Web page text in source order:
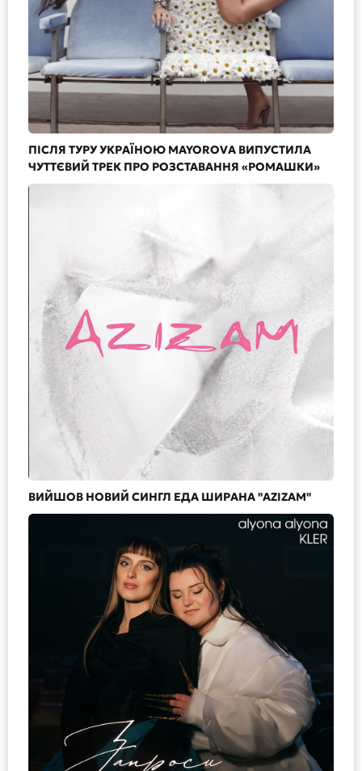
ПІСЛЯ ТУРУ УКРАЇНОЮ MAYOROVA ВИПУСТИЛА
ЧУТТЄВИЙ ТРЕК ПРО РОЗСТАВАННЯ «РОМАШКИ»
ВИЙШОВ НОВИЙ СИНГЛ ЕДА ШИРАНА "AZIZAM"